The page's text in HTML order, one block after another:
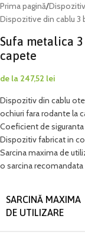
Prima pagină/
Dispozitive din cablu 3
Sufa metalica
capete
de la 247,52 lei
Dispozitiv din cablu
ochiuri fara rodante la
Coeficient de siguranta
Dispozitiv fabricat in
Sarcina maxima de
o sarcina
SARCINĂ MAXIMA
DE UTILIZARE